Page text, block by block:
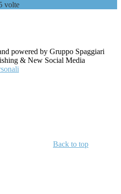
volte
powered by Gruppo Spaggiari
& New Social Media
Back to top